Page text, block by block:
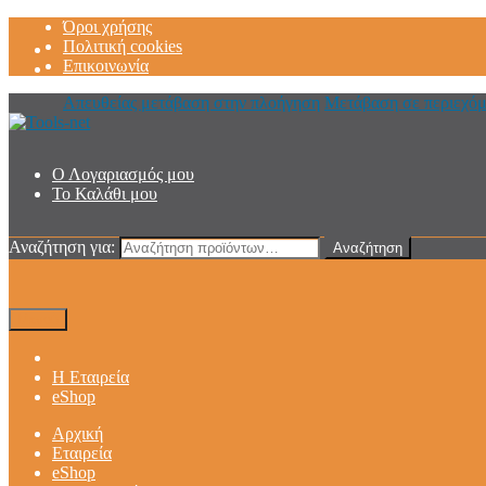
Όροι χρήσης
Πολιτική cookies
Επικοινωνία
Απευθείας μετάβαση στην πλοήγηση Μετάβαση σε
Ο Λογαριασμός μου
Το Καλάθι μου
Αναζήτηση για: Αναζήτηση
Η Εταιρεία
eShop
Αρχική
Εταιρεία
eShop